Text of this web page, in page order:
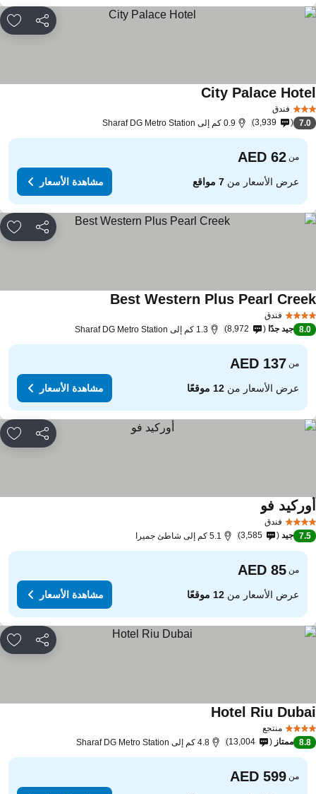
مشاركة
فندق
City Palace
7.0
3,939 0.9 كم إلى Sharaf DG Metro Station
من
عرض الأسعار من7 مواقع مشاهدة الأسعار
مشاركة
فندق
Best Western Plus Pearl
8.0 جيد جدًا 8,972 1.3 كم إلى Sharaf DG Metro Station
من
عرض الأسعار من12 موقعًا مشاهدة الأسعار
مشاركة
فندق
فو
7.5 جيد 3,585 5.1 كم إلى شاطئ جميرا
من
عرض الأسعار من12 موقعًا مشاهدة الأسعار
مشاركة
منتجع
Hotel Riu
8.8 ممتاز 13,004 4.8 كم إلى Sharaf DG Metro Station
من